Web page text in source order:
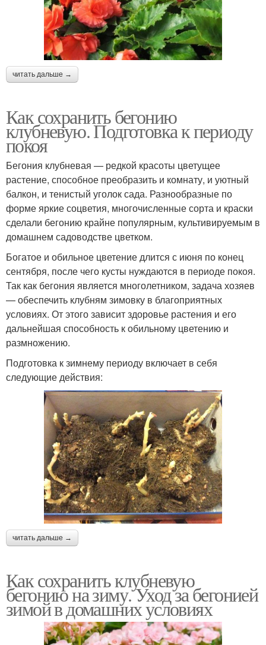
читать дальше →
Как сохранить бегонию
клубневую. Подготовка к периоду
покоя
Бегония клубневая — редкой красоты цветущее
растение, способное преобразить и комнату, и уютный
балкон, и тенистый уголок сада. Разнообразные по
форме яркие соцветия, многочисленные сорта и краски
сделали бегонию крайне популярным, культивируемым в
домашнем садоводстве цветком.
Богатое и обильное цветение длится с июня по конец
сентября, после чего кусты нуждаются в периоде покоя.
Так как бегония является многолетником, задача хозяев
— обеспечить клубням зимовку в благоприятных
условиях. От этого зависит здоровье растения и его
дальнейшая способность к обильному цветению и
размножению.
Подготовка к зимнему периоду включает в себя
следующие действия:
читать дальше →
Как сохранить клубневую
бегонию на зиму. Уход за бегонией
зимой в домашних условиях